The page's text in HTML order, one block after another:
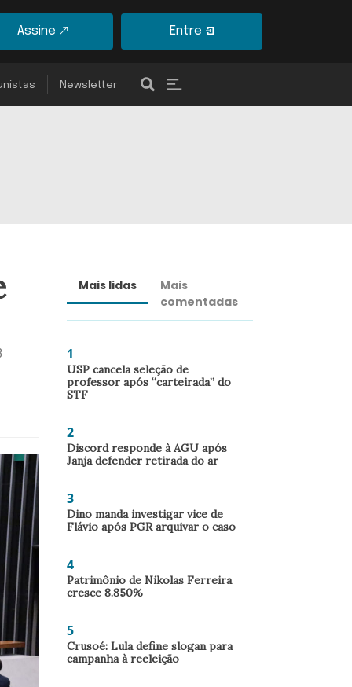
Assine Entre
Newsletter
Mais lidas
Mais
comentadas
1
USP cancela seleção de
professor após “carteirada” do
STF
2
Discord responde à AGU após
Janja defender retirada do ar
3
Dino manda investigar vice de
Flávio após PGR arquivar o caso
4
Patrimônio de Nikolas Ferreira
cresce 8.850%
5
Crusoé: Lula define slogan para
campanha à reeleição